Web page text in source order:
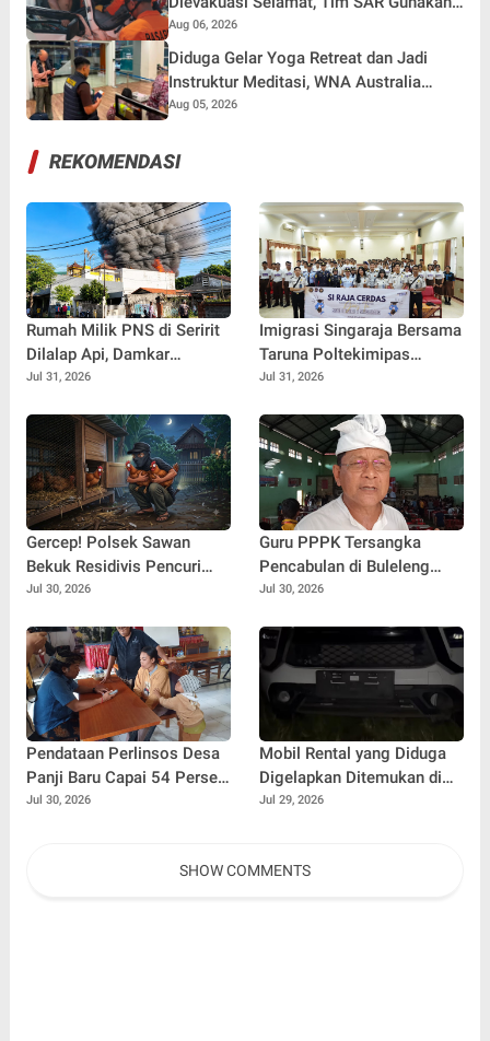
Teknik Khusus
Aug 06, 2026
Diduga Gelar Yoga Retreat dan Jadi
Instruktur Meditasi, WNA Australia
Dideportasi Imigrasi Singaraja
Aug 05, 2026
REKOMENDASI
Rumah Milik PNS di Seririt
Dilalap Api, Damkar
Buleleng Berjibaku Selama
Kebakaran
Jul 31, 2026
Imigrasi Singaraja Bersama
Taruna Poltekimipas
Edukasi Ratusan Pelajar
Cerdas
Jul 31, 2026
Gercep! Polsek Sawan
Bekuk Residivis Pencuri
Dua Ekor Ayam Kurang dari
Jul 30, 2026
Guru PPPK Tersangka
Pencabulan di Buleleng
Diberhentikan Sementara
Jul 30, 2026
Pendataan Perlinsos Desa
Panji Baru Capai 54 Persen,
Sekwan Bali Minta Kadus
Jul 30, 2026
Mobil Rental yang Diduga
Digelapkan Ditemukan di
Hutan Buleleng, GPS
Jul 29, 2026
SHOW COMMENTS